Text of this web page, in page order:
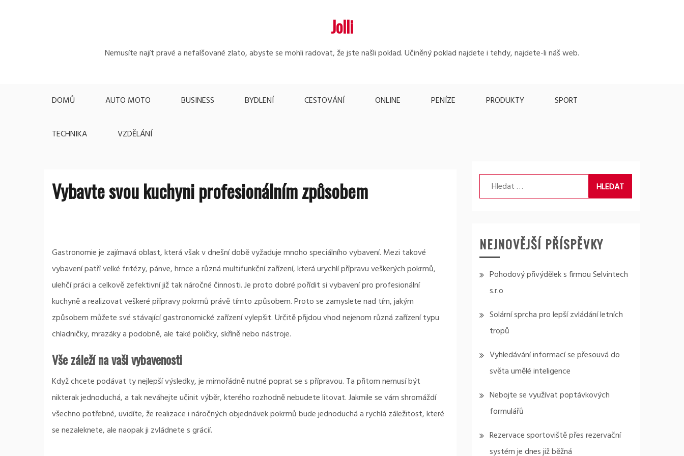
Jolli
Nemusíte najít pravé a nefalšované zlato, abyste se mohli radovat, že jste našli poklad. Učiněný poklad najdete i tehdy, najdete-li náš web.
DOMŮ AUTO MOTO BUSINESS BYDLENÍ CESTOVÁNÍ ONLINE PENÍZE PRODUKTY SPORT
TECHNIKA VZDĚLÁNÍ
Vybavte svou kuchyni profesionálním způsobem
Gastronomie je zajímavá oblast, která však v dnešní době vyžaduje mnoho speciálního vybavení. Mezi takové
vybavení patří velké fritézy, pánve, hrnce a různá multifunkční zařízení, která urychlí přípravu veškerých pokrmů,
ulehčí práci a celkově zefektivní již tak náročné činnosti. Je proto dobré pořídit si vybavení proprofesionální
kuchyněa realizovat veškeré přípravy pokrmů právě tímto způsobem. Proto se zamyslete nad tím, jakým
způsobem můžete své stávající gastronomické zařízení vylepšit. Určitě přijdou vhod nejenom různá zařízení typu
chladničky, mrazáky a podobně, ale také poličky, skříně nebo nástroje.
Vše záleží na vaši vybavenosti
Když chcete podávat ty nejlepší výsledky, je mimořádně nutné poprat se s přípravou. Ta přitom nemusí být
nikterak jednoduchá, a tak neváhejte učinit výběr, kterého rozhodně nebudete litovat. Jakmile se vám shromáždí
všechno potřebné, uvidíte, že realizace i náročných objednávek pokrmů bude jednoduchá a rychlá záležitost, které
se nezaleknete, ale naopak ji zvládnete s grácií.
Vyhledávání
NEJNOVĚJŠÍ PŘÍSPĚVKY
Pohodový přivýdělek s firmou Selvintech
s.r.o
Solární sprcha pro lepší zvládání letních
tropů
Vyhledávání informací se přesouvá do
světa umělé inteligence
Nebojte se využívat poptávkových
formulářů
Rezervace sportoviště přes rezervační
systém je dnes již běžná